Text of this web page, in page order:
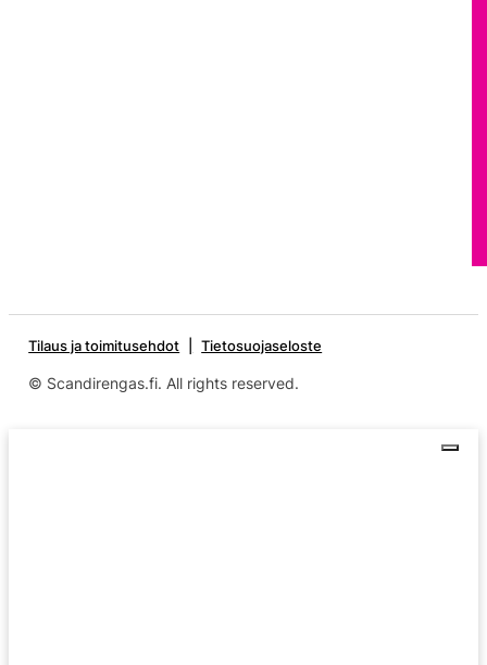
Tilaus ja toimitusehdot Tietosuojaseloste
© Scandirengas.fi. All rights reserved.